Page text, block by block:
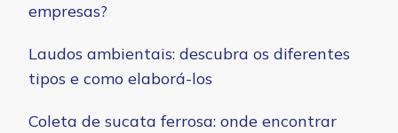
empresas?
Laudos ambientais: descubra os diferentes
tipos e como elaborá-los
Coleta de sucata ferrosa: onde encontrar